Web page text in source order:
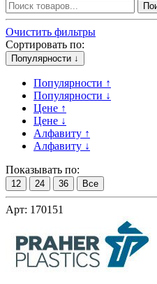
Очистить фильтры
Сортировать по:
Популярности ↓
Популярности ↑
Популярности ↓
Цене ↑
Цене ↓
Алфавиту ↑
Алфавиту ↓
Показывать по:
12 24 36 Все
Арт: 170151